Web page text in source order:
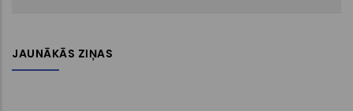
JAUNĀKĀS ZIŅAS